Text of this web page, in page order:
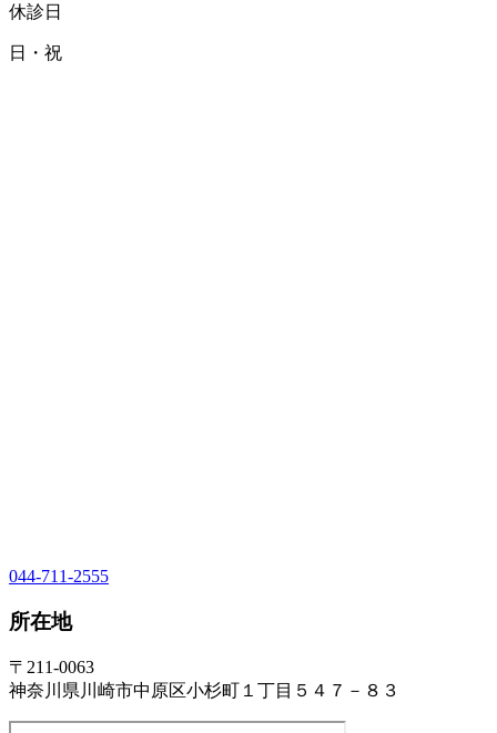
休診日
日・祝
044-711-2555
所在地
〒211-0063
神奈川県川崎市中原区小杉町１丁目５４７－８３